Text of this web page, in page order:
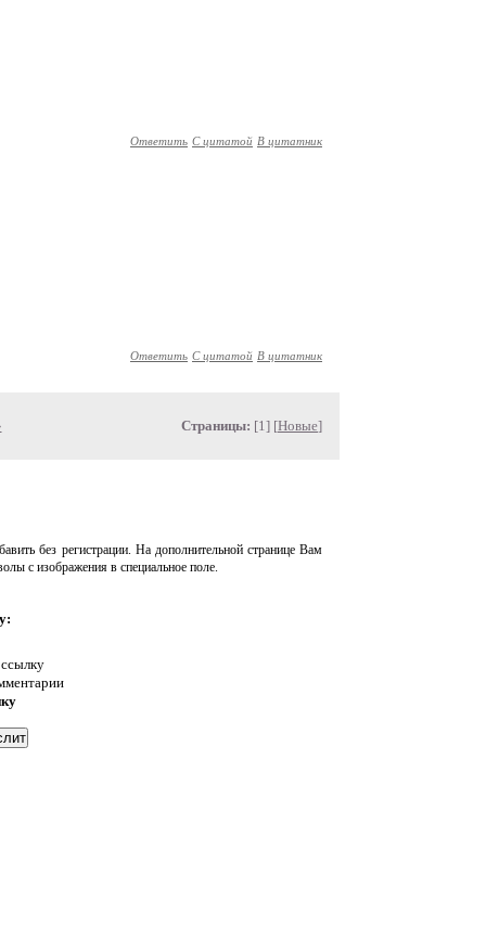
Ответить С цитатой В цитатник
Ответить С цитатой В цитатник
Страницы: [1] [Новые]
без регистрации. На дополнительной странице Вам
с изображения в специальное поле.